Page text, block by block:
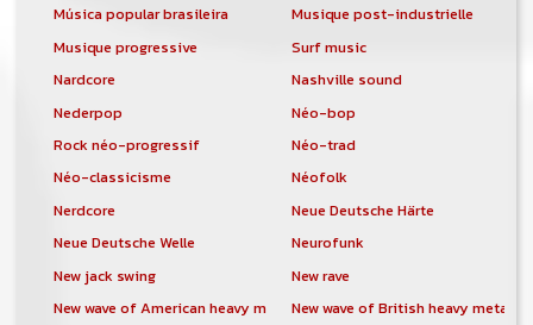
Música popular brasileira
Musique post-industrielle
Musique progressive
Surf music
Nardcore
Nashville sound
Nederpop
Néo-bop
Rock néo-progressif
Néo-trad
Néo-classicisme
Néofolk
Nerdcore
Neue Deutsche Härte
Neue Deutsche Welle
Neurofunk
New jack swing
New rave
New wave of American heavy metalNew wave of British heavy metal